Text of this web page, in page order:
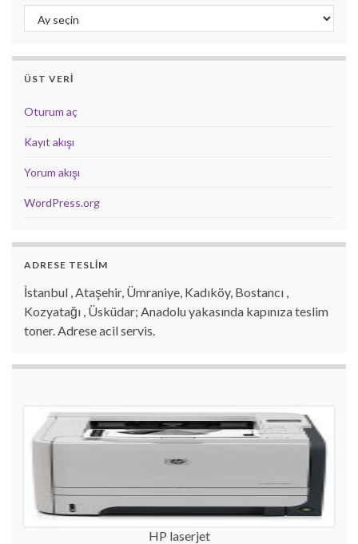
Arşivler
ÜST VERI
Oturum aç
Kayıt akışı
Yorum akışı
WordPress.org
ADRESE TESLİM
İstanbul , Ataşehir, Ümraniye, Kadıköy, Bostancı ,
Kozyatağı , Üsküdar; Anadolu yakasında kapınıza teslim
toner. Adrese acil servis.
HP laserjet